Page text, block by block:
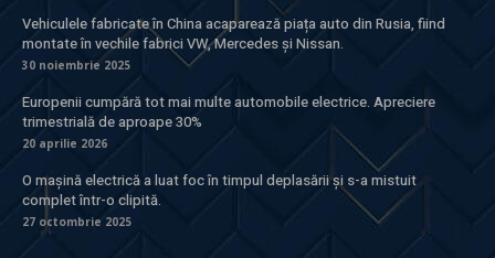
Vehiculele fabricate în China acaparează piața auto din Rusia, fiind
montate în vechile fabrici VW, Mercedes și Nissan.
30 noiembrie 2025
Europenii cumpără tot mai multe automobile electrice. Apreciere
trimestrială de aproape 30%
20 aprilie 2026
O mașină electrică a luat foc în timpul deplasării și s-a mistuit
complet într-o clipită.
27 octombrie 2025